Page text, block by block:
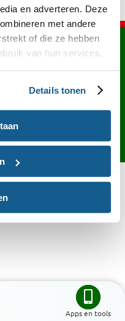
en adverteren. Deze
met andere
of die ze hebben
van hun services.
Details tonen
Apps en tools
Cookies
site